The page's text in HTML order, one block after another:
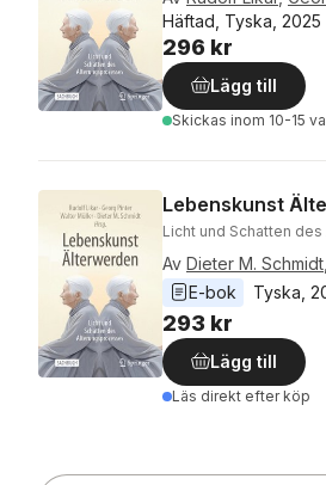
Häftad, Tyska, 2025
296 kr
Lägg till
Skickas inom 10-15
Lebenskunst
Licht und Schatten
Av Dieter M. Schmidt
E-bok
Tyska
293 kr
Lägg till
Läs direkt efter köp